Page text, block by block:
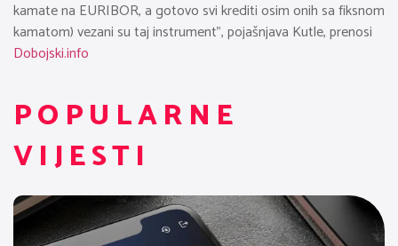
kamate na EURIBOR, a gotovo svi krediti osim onih sa fiksnom
kamatom) vezani su taj instrument”, pojašnjava Kutle, prenosi
Dobojski.info
POPULARNE
VIJESTI